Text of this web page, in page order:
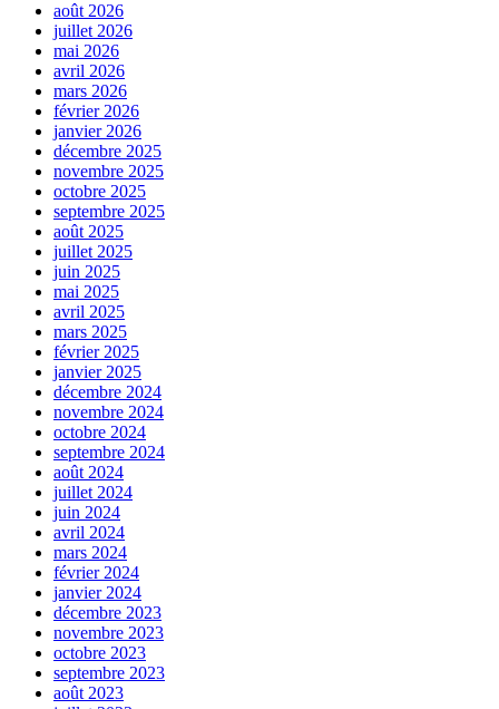
août 2026
juillet 2026
mai 2026
avril 2026
mars 2026
février 2026
janvier 2026
décembre 2025
novembre 2025
octobre 2025
septembre 2025
août 2025
juillet 2025
juin 2025
mai 2025
avril 2025
mars 2025
février 2025
janvier 2025
décembre 2024
novembre 2024
octobre 2024
septembre 2024
août 2024
juillet 2024
juin 2024
avril 2024
mars 2024
février 2024
janvier 2024
décembre 2023
novembre 2023
octobre 2023
septembre 2023
août 2023